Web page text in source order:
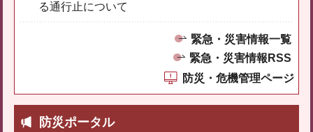
る通行止について
緊急・災害情報一覧
緊急・災害情報RSS
防災・危機管理ページ
防災ポータル